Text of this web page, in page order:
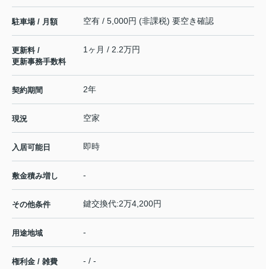
駐車場 / 月額 空有 / 5,000円 (非課税) 要空き確認
更新料 /
更新事務手数料
1ヶ月 / 2.2万円
契約期間 2年
現況 空家
入居可能日 即時
敷金積み増し -
その他条件 鍵交換代:2万4,200円
用途地域 -
権利金 / 雑費 - / -